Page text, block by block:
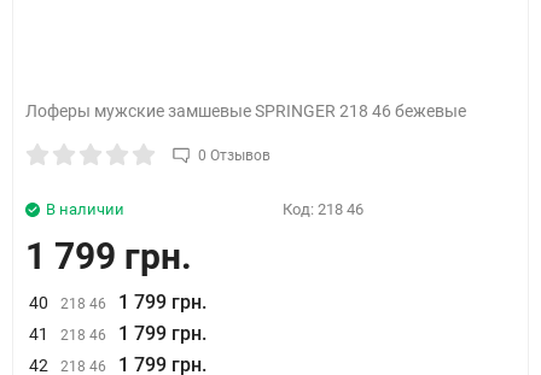
Лоферы мужские замшевые SPRINGER 218 46 бежевые
0 Отзывов
В наличии Код: 218 46
1 799 грн.
40 218 46 1 799 грн.
41 218 46 1 799 грн.
42 218 46 1 799 грн.